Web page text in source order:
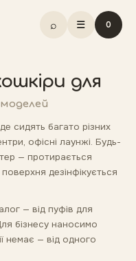
⌕ ☰ 0
для
моделей
сидять багато різних
офісні лаунжі. Будь-
— протирається
дезінфікується
— від пуфів для
бізнесу наносимо
немає — від одного